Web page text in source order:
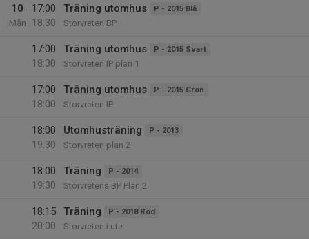
10
Mån
17:00
18:30
Träning utomhus P - 2015 Blå
Storvreten BP
17:00
18:30
Träning utomhus P - 2015 Svart
Storvreten IP plan 1
17:00
18:00
Träning utomhus P - 2015 Grön
Storvreten IP
18:00
19:30
Utomhusträning P - 2013
Storvreten plan 2
18:00
19:30
Träning P - 2014
Storvretens BP Plan 2
18:15
20:00
Träning P - 2018 Röd
Storvreten i ute